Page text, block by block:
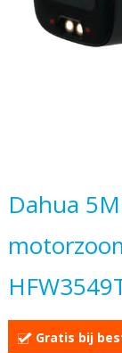
Ga
naar
het
van
Dahua
Gratis bij